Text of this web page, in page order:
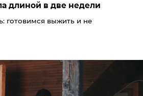
длиной в две недели
готовимся выжить и не